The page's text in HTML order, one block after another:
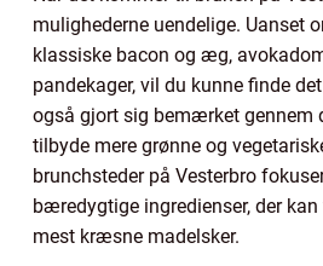
mulighederne uendelige. Uanset
klassiske bacon og æg,
pandekager, vil du kunne finde
også gjort sig bemærket gennem
tilbyde mere grønne og
brunchsteder på Vesterbro
bæredygtige ingredienser, der
mest kræsne madelsker.